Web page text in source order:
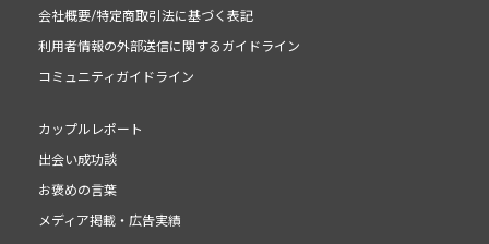
会社概要/特定商取引法に基づく表記
利用者情報の外部送信に関するガイドライン
コミュニティガイドライン
カップルレポート
出会い成功談
お褒めの言葉
メディア掲載・広告実績